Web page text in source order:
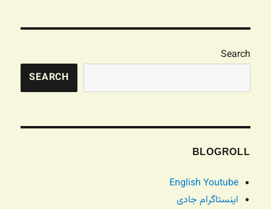
Search
SEARCH
BLOGROLL
English Youtube
اینستاگرام جادی